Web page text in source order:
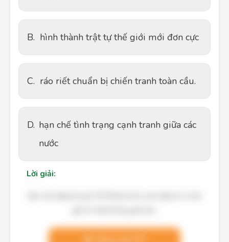
B. hình thành trật tự thế giới mới đơn cực
C. ráo riết chuẩn bị chiến tranh toàn cầu.
D. hạn chế tình trạng cạnh tranh giữa các
nước
Lời giải: